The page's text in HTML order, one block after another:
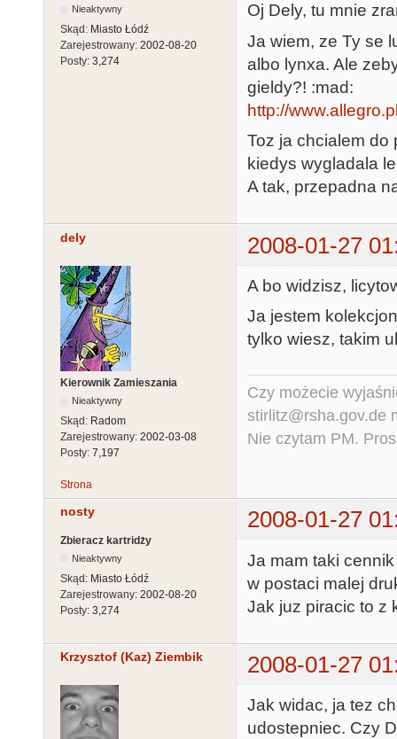
Nieaktywny
Skąd: Miasto Łódź
Zarejestrowany: 2002-08-20
Posty: 3,274
Oj Dely, tu mnie
Ja wiem, ze Ty se
albo lynxa. Ale
gieldy?! :mad:
http://
Toz ja chcialem
kiedys wygladala
A tak, przepadna
dely 2008-01-27
Kierownik Zamieszania
Nieaktywny
Skąd: Radom
Zarejestrowany: 2002-03-08
Posty: 7,197
A bo widzisz,
Ja jestem
tylko wiesz, takim
Czy możecie
stirlitz@rsha.gov.de
Nie czytam PM.
Strona
nosty 2008-01-27
Zbieracz kartridży
Nieaktywny
Skąd: Miasto Łódź
Zarejestrowany: 2002-08-20
Posty: 3,274
Ja mam taki
w postaci malej
Jak juz piracic to z
Krzysztof (Kaz) Ziembik 2008-01-27
Jak widac, ja tez
udostepniec. Czy